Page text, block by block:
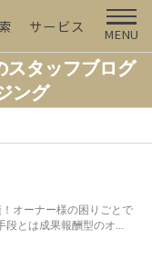
サービス MENU
スタッフブログ
ング
オーナー様の困りごとで
段とは成果報酬型のオ...